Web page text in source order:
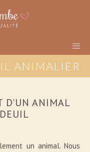
ANIMALIER
D'UN ANIMAL
un animal. Nous